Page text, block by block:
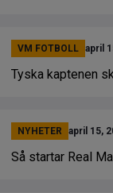
VM FOTBOLL april
Tyska kaptenen
NYHETER april 15,
Så startar Real